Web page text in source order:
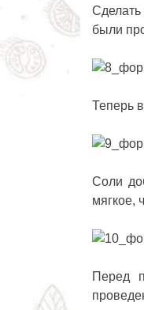
Сделать
были
Теперь
Соли
мягкое,
Перед